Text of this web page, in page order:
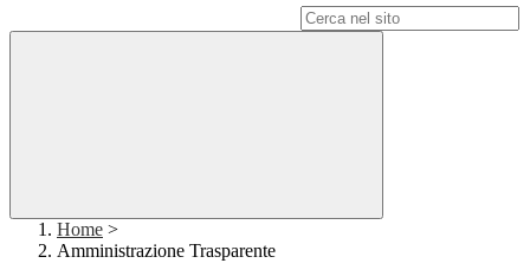
Home >
Amministrazione Trasparente